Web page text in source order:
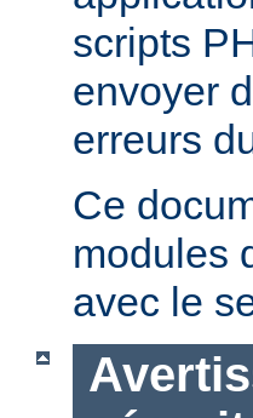
scripts
envoyer
erreurs
Ce
modules
avec le